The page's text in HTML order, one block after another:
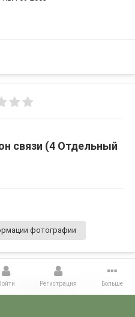
связи (4 Отдельный
фотографии
Подписчики 0
Регистрация Больше